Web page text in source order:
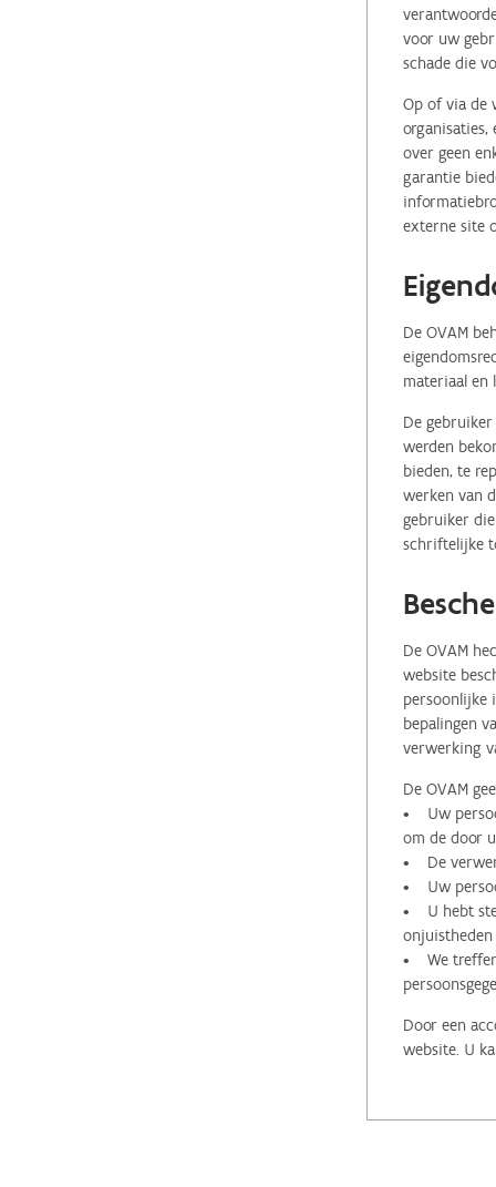
voor uw
schade die
Op of via de
organisaties,
over geen
garantie
externe site
De OVAM
materiaal en
De
werden
bieden, te
werken van
gebruiker
schriftelijke
De OVAM
website
persoonlijke
bepalingen
verwerking
De OVAM
• Uw
om de door
• De
• Uw
• U hebt
onjuistheden
• We treffen
Door een
website. U